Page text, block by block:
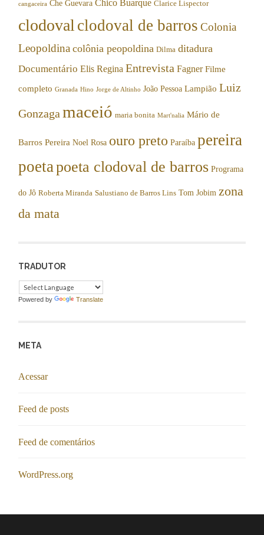
cangaceira Che Guevara Chico Buarque Clarice Lispector
clodovalclodoval de barros Colonia
Leopoldina colônia peopoldina Dilma ditadura
Documentário Elis Regina Entrevista Fagner Filme
completo Granada Hino Jorge de Altinho João Pessoa Lampião Luiz
Gonzaga maceió maria bonita Mart'nalia Mário de
Barros Pereira Noel Rosa ouro preto Paraíba pereira
poetapoeta clodoval de barros Programa
do Jô Roberta Miranda Salustiano de Barros Lins Tom Jobim zona
da mata
TRADUTOR
Powered by Translate
META
Acessar
Feed de posts
Feed de comentários
WordPress.org